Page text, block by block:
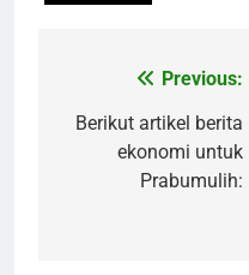
navigation
Previous:
Berikut artikel berita
ekonomi untuk
Prabumulih: